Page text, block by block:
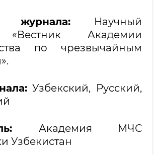
журнала: Научный
Академии
по чрезвычайным
Узбекский, Русский,
Академия МЧС
Узбекистан